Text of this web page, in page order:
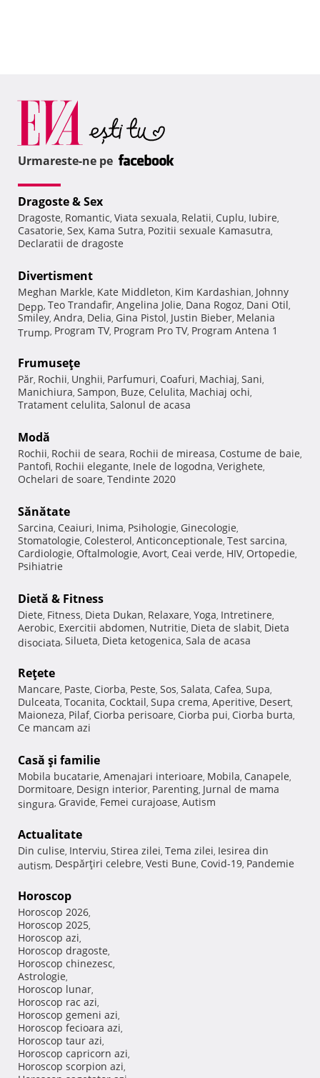
Urmareste-ne pe
Dragoste & Sex
Dragoste, Romantic, Viata sexuala, Relatii, Cuplu, Iubire,
Casatorie, Sex, Kama Sutra, Pozitii sexuale Kamasutra,
Declaratii de dragoste
Divertisment
Meghan Markle, Kate Middleton, Kim Kardashian, Johnny
Depp, Teo Trandafir, Angelina Jolie, Dana Rogoz, Dani Otil,
Smiley, Andra, Delia, Gina Pistol, Justin Bieber, Melania
Trump, Program TV, Program Pro TV, Program Antena 1
Frumuseţe
Păr, Rochii, Unghii, Parfumuri, Coafuri, Machiaj, Sani,
Manichiura, Sampon, Buze, Celulita, Machiaj ochi,
Tratament celulita, Salonul de acasa
Modă
Rochii, Rochii de seara, Rochii de mireasa, Costume de baie,
Pantofi, Rochii elegante, Inele de logodna, Verighete,
Ochelari de soare, Tendinte 2020
Sănătate
Sarcina, Ceaiuri, Inima, Psihologie, Ginecologie,
Stomatologie, Colesterol, Anticonceptionale, Test sarcina,
Cardiologie, Oftalmologie, Avort, Ceai verde, HIV, Ortopedie,
Psihiatrie
Dietă & Fitness
Diete, Fitness, Dieta Dukan, Relaxare, Yoga, Intretinere,
Aerobic, Exercitii abdomen, Nutritie, Dieta de slabit, Dieta
disociata, Silueta, Dieta ketogenica, Sala de acasa
Reţete
Mancare, Paste, Ciorba, Peste, Sos, Salata, Cafea, Supa,
Dulceata, Tocanita, Cocktail, Supa crema, Aperitive, Desert,
Maioneza, Pilaf, Ciorba perisoare, Ciorba pui, Ciorba burta,
Ce mancam azi
Casă şi familie
Mobila bucatarie, Amenajari interioare, Mobila, Canapele,
Dormitoare, Design interior, Parenting, Jurnal de mama
singura, Gravide, Femei curajoase, Autism
Actualitate
Din culise, Interviu, Stirea zilei, Tema zilei, Iesirea din
autism, Despărţiri celebre, Vesti Bune, Covid-19, Pandemie
Horoscop
Horoscop 2026,
Horoscop 2025,
Horoscop azi,
Horoscop dragoste,
Horoscop chinezesc,
Astrologie,
Horoscop lunar,
Horoscop rac azi,
Horoscop gemeni azi,
Horoscop fecioara azi,
Horoscop taur azi,
Horoscop capricorn azi,
Horoscop scorpion azi,